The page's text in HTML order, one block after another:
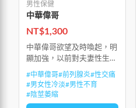
男性保健
中華偉哥
NT$1,300
中華偉哥欲望及時喚起，明
顯加強，以前對夫妻性生活
的懼怕感，隨時被沖動所替
代，能多次射精並達到多次
高潮，房事後能迅速生長補
充精子，不會因精歇而產生
#中華偉哥#前列腺炎#性交痛
#男女性冷淡#男性不育
#陰莖萎縮